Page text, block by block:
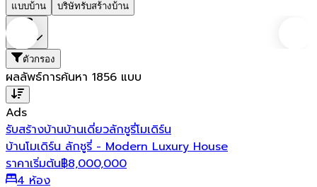
แบบบ้าน บริษัทรับสร้างบ้าน
ตัวกรอง
ผลลัพธ์การค้นหา 1856 แบบ
Ads
รับสร้างบ้านบ้านเดี่ยวลักชูรี่โมเดิร์น
บ้านโมเดิร์น ลักชูรี่ - Modern Luxury House
ราคาเริ่มต้น฿8,000,000
4 ห้อง